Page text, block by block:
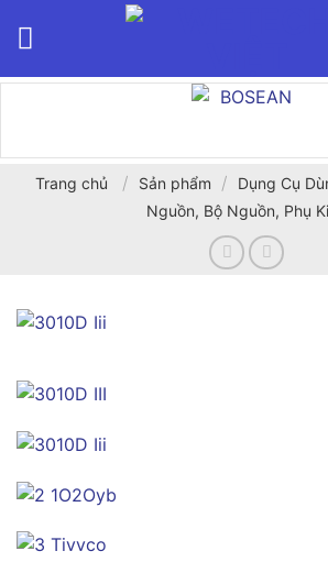
Trang chủ / Sản phẩm / Dụng Cụ
Nguồn, Bộ Nguồn, Phụ